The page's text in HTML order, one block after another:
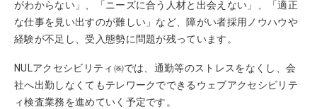
がわからない」、「ニーズに合う人材と出会えない」、「適正
な仕事を見い出すのが難しい」など、障がい者採用ノウハウや
経験が不足し、受入態勢に問題が残っています。
NULアクセシビリティ㈱では、通勤等のストレスをなくし、会
社へ出勤しなくてもテレワークでできるウェブアクセシビリテ
ィ検査業務を進めていく予定です。